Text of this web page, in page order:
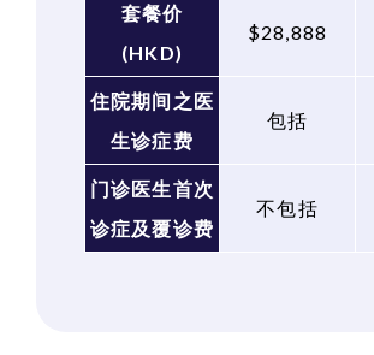
套餐价
(HKD)
$28,888
住院期间之医
生诊症费
包括
门诊医生首次
诊症及覆诊费
不包括